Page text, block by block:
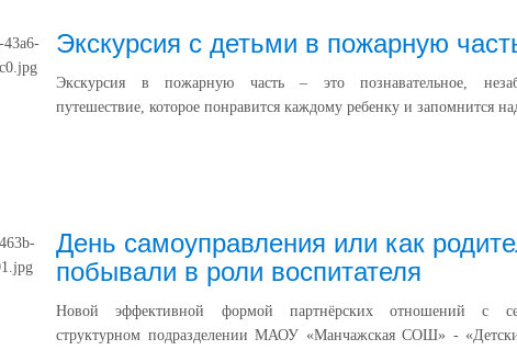
Экскурсия с детьми в пожарную
Экскурсия в пожарную часть – это познавательное,
путешествие, которое понравится каждому ребенку и запомнится
День самоуправления или как
побывали в роли воспитателя
Новой эффективной формой партнёрских отношений с
структурном подразделении МАОУ «Манчажская СОШ» -